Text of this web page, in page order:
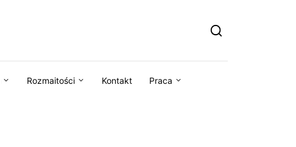
Rozmaitości Kontakt Praca